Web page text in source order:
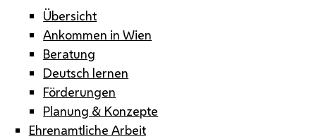
Übersicht
Ankommen in Wien
Beratung
Deutsch lernen
Förderungen
Planung & Konzepte
Ehrenamtliche Arbeit